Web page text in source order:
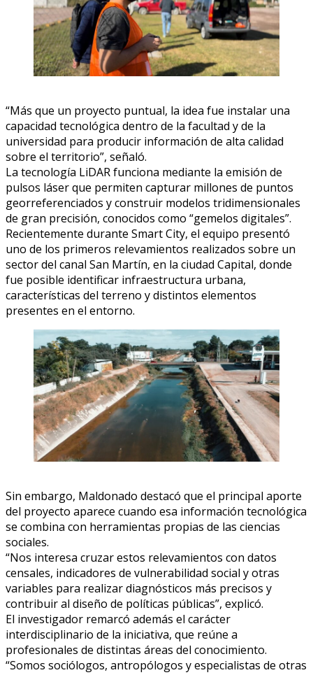
“Más que un proyecto puntual, la idea fue instalar una
capacidad tecnológica dentro de la facultad y de la
universidad para producir información de alta calidad
sobre el territorio”, señaló.
La tecnología LiDAR funciona mediante la emisión de
pulsos láser que permiten capturar millones de puntos
georreferenciados y construir modelos tridimensionales
de gran precisión, conocidos como “gemelos digitales”.
Recientemente durante Smart City, el equipo presentó
uno de los primeros relevamientos realizados sobre un
sector del canal San Martín, en la ciudad Capital, donde
fue posible identificar infraestructura urbana,
características del terreno y distintos elementos
presentes en el entorno.
Sin embargo, Maldonado destacó que el principal aporte
del proyecto aparece cuando esa información tecnológica
se combina con herramientas propias de las ciencias
sociales.
“Nos interesa cruzar estos relevamientos con datos
censales, indicadores de vulnerabilidad social y otras
variables para realizar diagnósticos más precisos y
contribuir al diseño de políticas públicas”, explicó.
El investigador remarcó además el carácter
interdisciplinario de la iniciativa, que reúne a
profesionales de distintas áreas del conocimiento.
“Somos sociólogos, antropólogos y especialistas de otras